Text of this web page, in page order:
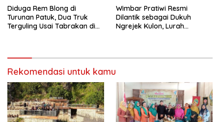
Diduga Rem Blong di
Turunan Patuk, Dua Truk
Terguling Usai Tabrakan di
Wimbar Pratiwi Resmi
Dilantik sebagai Dukuh
Ngrejek Kulon, Lurah
Rekomendasi untuk kamu